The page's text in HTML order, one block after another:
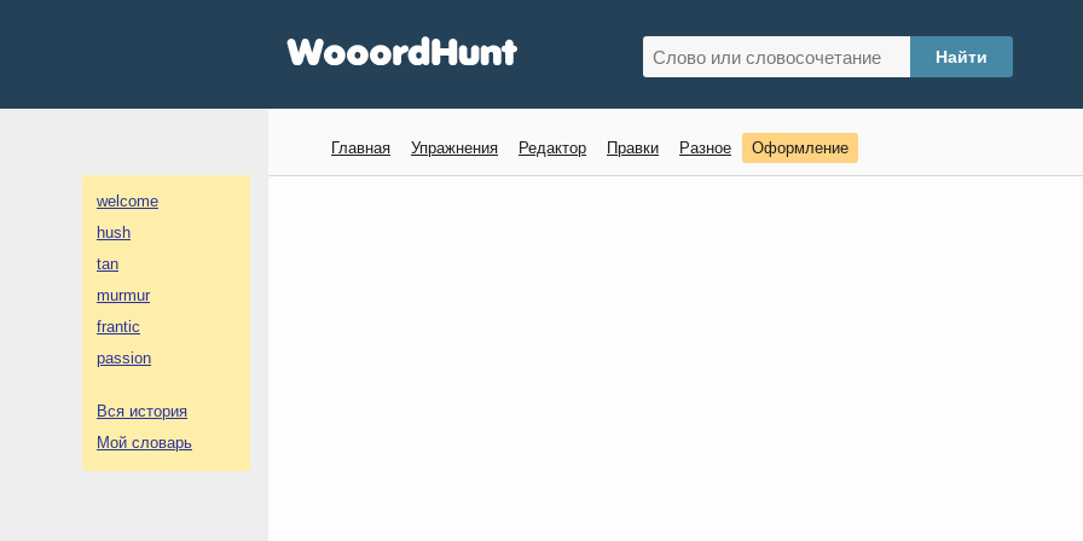
welcome
hush
tan
murmur
frantic
passion
Вся история
Мой словарь
Главная Упражнения Редактор Правки Разное Оформление